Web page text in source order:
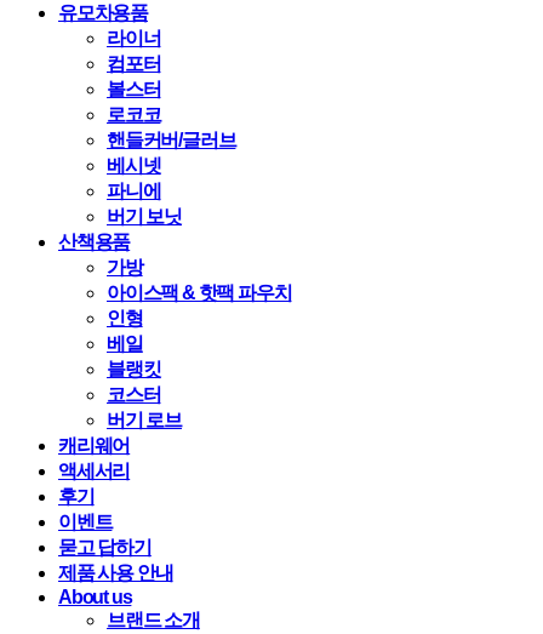
유모차용품
라이너
컴포터
볼스터
로코코
핸들커버/글러브
베시넷
파니에
버기 보닛
산책용품
가방
아이스팩 & 핫팩 파우치
인형
베일
블랭킷
코스터
버기 로브
캐리웨어
액세서리
후기
이벤트
묻고 답하기
제품 사용 안내
About us
브랜드 소개